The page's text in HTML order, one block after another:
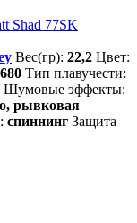
Shad 77SK
Вес(гр): 22,2 Цвет:
Тип плавучести:
Шумовые эффекты:
рывковая
спиннинг Защита